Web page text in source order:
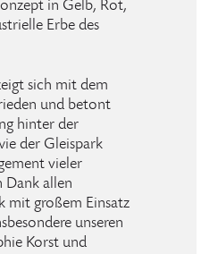
in Gelb, Rot,
Erbe des
sich mit dem
und betont
hinter der
der Gleispark
vieler
Dank allen
mit großem Einsatz
unseren
Korst und